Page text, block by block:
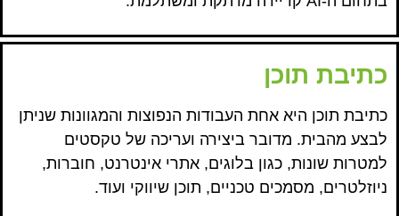
כתיבת תוכן
כתיבת תוכן היא אחת העבודות הנפוצות והמגוונות שניתן
לבצע מהבית. מדובר ביצירה ועריכה של טקסטים
למטרות שונות, כגון בלוגים, אתרי אינטרנט, חוברות,
ניוזלטרים, מסמכים טכניים, תוכן שיווקי ועוד.